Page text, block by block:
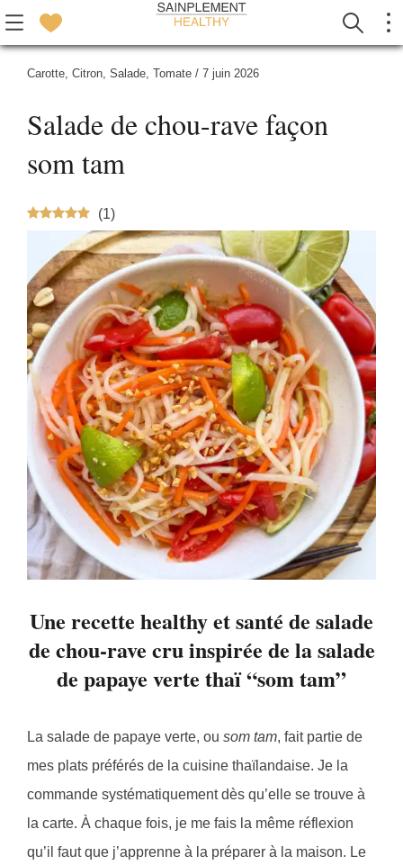
Carotte, Citron, Salade, Tomate / 7 juin 2026
Salade de chou-rave façon
som tam
(1)
Une recette healthy et santé de salade
de chou-rave cru inspirée de la salade
de papaye verte thaï “som tam”
La salade de papaye verte, ou som tam, fait partie de
mes plats préférés de la cuisine thaïlandaise. Je la
commande systématiquement dès qu’elle se trouve à
la carte. À chaque fois, je me fais la même réflexion
qu’il faut que j’apprenne à la préparer à la maison. Le